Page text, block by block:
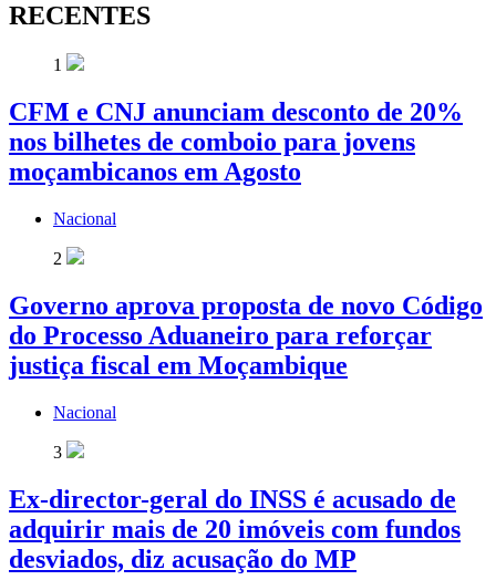
RECENTES
1
CFM e CNJ anunciam desconto de 20%
nos bilhetes de comboio para jovens
moçambicanos em Agosto
Nacional
2
Governo aprova proposta de novo Código
do Processo Aduaneiro para reforçar
justiça fiscal em Moçambique
Nacional
3
Ex-director-geral do INSS é acusado de
adquirir mais de 20 imóveis com fundos
desviados, diz acusação do MP